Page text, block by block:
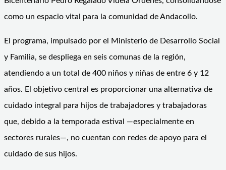
como un espacio vital para la comunidad de Andacollo.
El programa, impulsado por el Ministerio de Desarrollo Social
y Familia, se despliega en seis comunas de la región,
atendiendo a un total de 400 niños y niñas de entre 6 y 12
años. El objetivo central es proporcionar una alternativa de
cuidado integral para hijos de trabajadores y trabajadoras
que, debido a la temporada estival —especialmente en
sectores rurales—, no cuentan con redes de apoyo para el
cuidado de sus hijos.